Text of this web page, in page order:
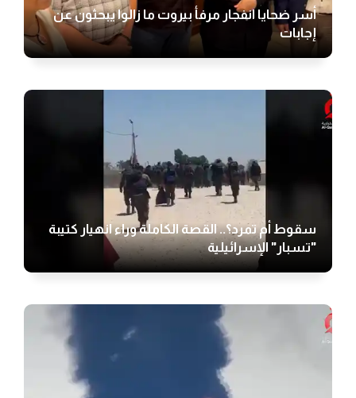
أسر ضحايا انفجار مرفأ بيروت ما زالوا يبحثون عن
إجابات
سقوط أم تمرد؟.. القصة الكاملة وراء انهيار كتيبة
"تسبار" الإسرائيلية